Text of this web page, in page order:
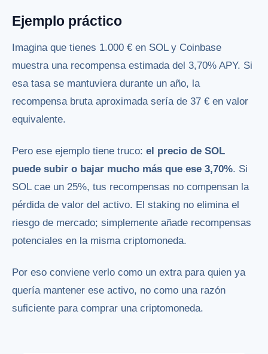
Ejemplo práctico
Imagina que tienes 1.000 € en SOL y Coinbase
muestra una recompensa estimada del 3,70% APY. Si
esa tasa se mantuviera durante un año, la
recompensa bruta aproximada sería de 37 € en valor
equivalente.
Pero ese ejemplo tiene truco: el precio de SOL
puede subir o bajar mucho más que ese 3,70%. Si
SOL cae un 25%, tus recompensas no compensan la
pérdida de valor del activo. El staking no elimina el
riesgo de mercado; simplemente añade recompensas
potenciales en la misma criptomoneda.
Por eso conviene verlo como un extra para quien ya
quería mantener ese activo, no como una razón
suficiente para comprar una criptomoneda.